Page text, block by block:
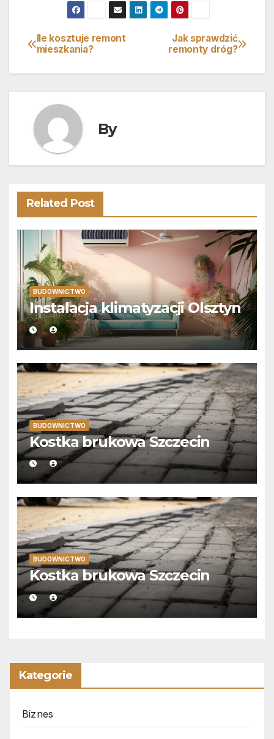
Nawigacja
wpisu
Jak sprawdzić
remonty dróg?
Ile kosztuje remont
mieszkania?
By
Related Post
BUDOWNICTWO
Instalacja klimatyzacji Olsztyn
BUDOWNICTWO
Kostka brukowa Szczecin
BUDOWNICTWO
Kostka brukowa Szczecin
Kategorie
Biznes